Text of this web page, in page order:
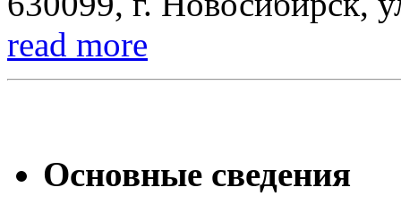
read more
Основные сведения